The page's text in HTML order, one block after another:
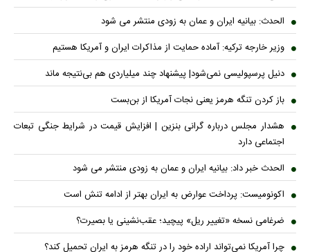
الحدث: بیانیه ایران و عمان به زودی منتشر می شود
وزیر خارجه ترکیه: آماده حمایت از مذاکرات ایران و آمریکا هستیم
دنیل پرسپولیسی نمی‌شود| پیشنهاد چند میلیاردی هم بی‌نتیجه ماند
باز کردن تنگه هرمز یعنی نجات آمریکا از بن‌بست
هشدار مجلس درباره گرانی بنزین | افزایش قیمت در شرایط جنگی تبعات
اجتماعی دارد
الحدث خبر داد: بیانیه ایران و عمان به زودی منتشر می شود
اکونومیست: پرداخت عوارض به ایران بهتر از ادامه تنش است
ضرغامی نسخه «تغییر ریل» پیچید؛ عقب‌نشینی یا بصیرت؟
چرا آمریکا نمی‌تواند اراده خود را در تنگه هرمز به ایران تحمیل کند؟